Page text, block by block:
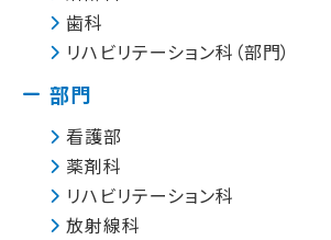
歯科
リハビリテーション科（部門）
部門
看護部
薬剤科
リハビリテーション科
放射線科